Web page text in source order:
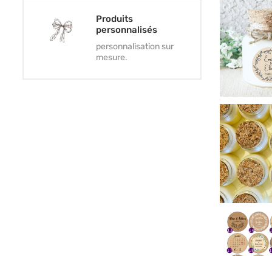
Produits
personnalisés
personnalisation sur
mesure.